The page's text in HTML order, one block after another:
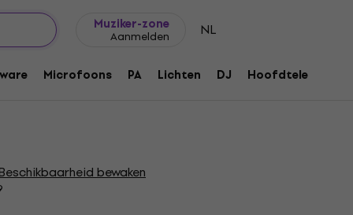
Muziker-zone
Aanmelden NL
Microfoons PA Lichten DJ Hoofdtelefoons
connector
bewaken